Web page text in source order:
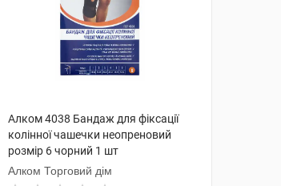
Алком 4038 Бандаж для фіксації
колінної чашечки неопреновий
розмір 6 чорний 1 шт
Алком Торговий дім